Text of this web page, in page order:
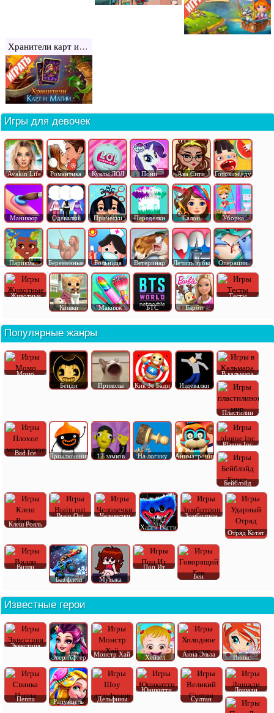
Хранители карт и магии
Игры для девочек
Avakin Life Романтика Куклы ЛОЛ Пони Ава Сити Готовим еду
Маникюр Одевалки Прически Переделки Салон Уборка
Парикма.. Беременные Больница Ветеринар Лечить зубы Операции
Животные
Кошки
Макияж БТС Барби
Тесты
Популярные жанры
Момо
Бенди
Приколы Кик Зе Бади Издевалки
В кальмара
Пластилин
Bad Ice Приключения 12 замков На логику Аниматроник
Plague Inc
Бейблэйд
Клеш Рояль
Brain Out
Человечки
Хагги Вагги
Зомботрон
Отряд Котят
Вилли
Без флеш
Музыка
Поп Ит
Бен
Известные герои
Эквестрия
Эвер Афтер
Монстр Хай Хейзел Анна Эльза Винкс
Пеппа Рапунцель Дельфины
Юникитти
Султан
Лошади